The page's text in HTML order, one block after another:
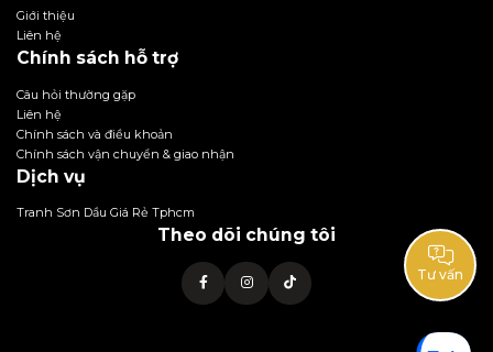
Giới thiệu
Liên hệ
Chính sách hỗ trợ
Câu hỏi thường gặp
Liên hệ
Chính sách và điều khoản
Chính sách vận chuyển & giao nhận
Dịch vụ
Tranh Sơn Dầu Giá Rẻ Tphcm
Theo dõi chúng tôi
Tư vấn